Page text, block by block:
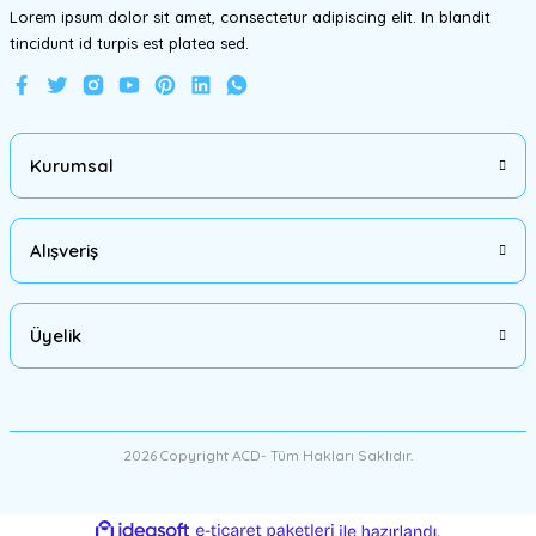
Lorem ipsum dolor sit amet, consectetur adipiscing elit. In blandit
tincidunt id turpis est platea sed.
Kurumsal
Alışveriş
Üyelik
2026 Copyright ACD- Tüm Hakları Saklıdır.
ideasoft e-